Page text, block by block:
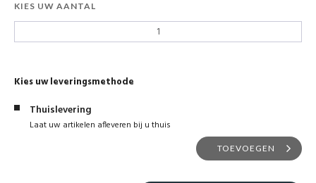
KIES UW AANTAL
Kies uw leveringsmethode
Thuislevering
Laat uw artikelen afleveren bij u thuis
TOEVOEGEN